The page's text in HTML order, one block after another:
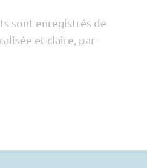
sont enregistrés de
et claire, par